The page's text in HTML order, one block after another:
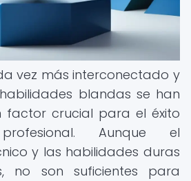
vez más interconectado y
blandas se han
factor crucial para el éxito
Aunque el
y las habilidades duras
no son suficientes para